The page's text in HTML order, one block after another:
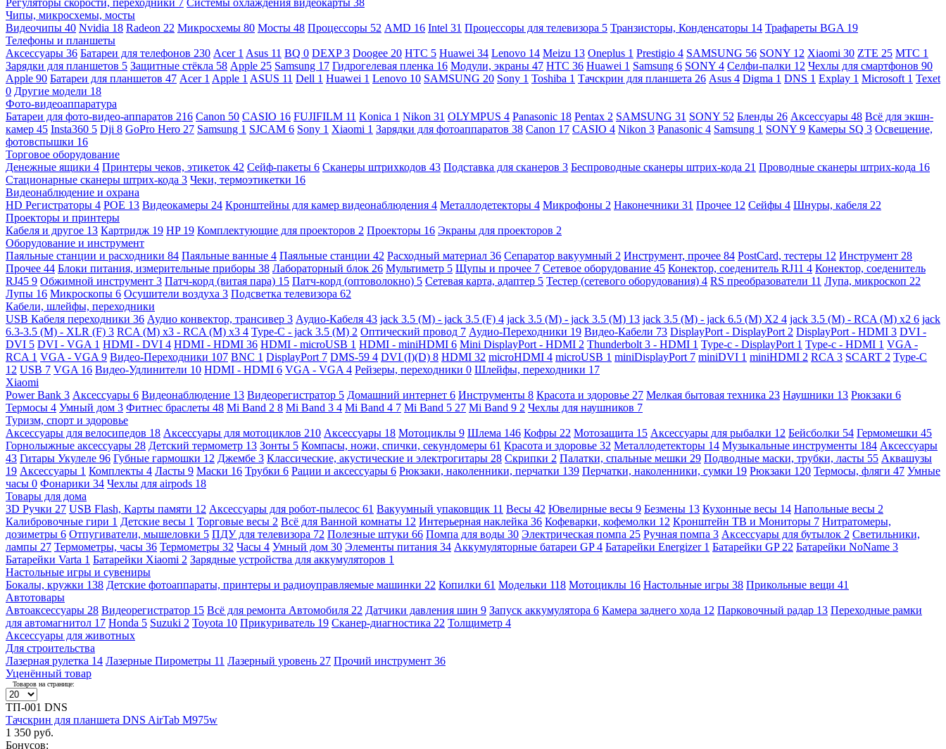
Чипы, микросхемы, мосты
Видеочипы 40 Nvidia 18 Radeon 22 Микросхемы 80 Мосты 48 Процессоры 52 AMD 16 Intel 31 Процессоры для телевизора 5 Транзисторы, Конденсаторы 14 Трафареты BGA 19
Телефоны и планшеты
Аксессуары 36 Батареи для телефонов 230 Acer 1 Asus 11 BQ 0 DEXP3 Doogee 20 HTC 5 Huawei 34 Lenovo 14 Meizu 13 Oneplus 1 Prestigio 4 SAMSUNG 56 SONY 12 Xiaomi 30 ZTE 25 МТС 1
Зарядки для планшетов 5 Защитные стёкла 58 Apple 25 Samsung 17 Гидрогелевая пленка 16 Модули, экраны 47 HTC 36 Huawei 1 Samsung 6 SONY 4 Селфи-палки 12 Чехлы для смартфонов 90
Apple 90 Батареи для планшетов 47 Acer 1 Apple 1 ASUS 11 Dell 1 Huawei 1 Lenovo 10 SAMSUNG 20 Sony 1 Toshiba 1 Тачскрин для планшета 26 Asus 4 Digma 1 DNS 1 Explay 1 Microsoft 1 Texet
0 Другие модели 18
Фото-видеоаппаратура
Батареи для фото-видео-аппаратов 216 Canon 50 CASIO 16 FUJIFILM 11 Konica 1 Nikon 31 OLYMPUS 4 Panasonic 18 Pentax 2 SAMSUNG 31 SONY 52 Бленды 26 Аксессуары 48 Всё для экшн-
камер 45 Insta360 5 Dji 8 GoPro Hero 27 Samsung 1 SJCAM 6 Sony 1 Xiaomi 1 Зарядки для фотоаппаратов 38 Canon 17 CASIO 4 Nikon 3 Panasonic 4 Samsung 1 SONY 9 Камеры SQ 3 Освещение,
фотовспышки 16
Торговое оборудование
Денежные ящики 4 Принтеры чеков, этикеток 42 Сейф-пакеты 6 Сканеры штрихкодов 43 Подставка для сканеров 3 Беспроводные сканеры штрих-кода 21 Проводные сканеры штрих-кода 16
Стационарные сканеры штрих-кода 3 Чеки, термоэтикетки 16
Видеонаблюдение и охрана
HD Регистраторы 4 POE 13 Видеокамеры 24 Кронштейны для камер видеонаблюдения 4 Металлодетекторы 4 Микрофоны 2 Наконечники 31 Прочее 12 Сейфы 4 Шнуры, кабеля 22
Проекторы и принтеры
Кабеля и другое 13 Картридж 19 HP 19 Комплектующие для проекторов 2 Проекторы 16 Экраны для проекторов 2
Оборудование и инструмент
Паяльные станции и расходники 84 Паяльные ванные 4 Паяльные станции 42 Расходный материал 36 Сепаратор вакуумный 2 Инструмент, прочее 84 PostCard, тестеры 12 Инструмент 28
Прочее 44 Блоки питания, измерительные приборы 38 Лабораторный блок 26 Мультиметр 5 Щупы и прочее 7 Сетевое оборудование 45 Конектор, соеденитель RJ11 4 Конектор, соеденитель
RJ45 9 Обжимной инструмент 3 Патч-корд (витая пара) 15 Патч-корд (оптоволокно) 5 Сетевая карта, адаптер 5 Тестер (сетевого оборудования) 4 RS преобразователи 11 Лупа, микроскоп 22
Лупы 16 Микроскопы 6 Осушители воздуха 3 Подсветка телевизора 62
Кабели, шлейфы, переходники
USB Кабеля переходники 36 Аудио конвектор, трансивер 3 Аудио-Кабеля 43 jack 3.5 (M) - jack 3.5 (F) 4 jack 3.5 (M) - jack 3.5 (M) 13 jack 3.5 (M) - jack 6.5 (M) X2 4 jack 3.5 (M) - RCA (M) x2 6 jack
6.3-3.5 (M) - XLR (F) 3 RCA (M) x3 - RCA (M) x3 4 Type-C - jack 3.5 (M) 2 Оптический провод 7 Аудио-Переходники 19 Видео-Кабели 73 DisplayPort - DisplayPort 2 DisplayPort - HDMI 3 DVI -
DVI 5 DVI - VGA 1 HDMI - DVI 4 HDMI - HDMI 36 HDMI - microUSB 1 HDMI - miniHDMI 6 Mini DisplayPort - HDMI 2 Thunderbolt 3 - HDMI 1 Type-c - DisplayPort 1 Type-c - HDMI 1 VGA -
RCA 1 VGA - VGA 9 Видео-Переходники 107 BNC 1 DisplayPort 7 DMS-59 4 DVI (I)(D) 8 HDMI 32 microHDMI 4 microUSB 1 miniDisplayPort 7 miniDVI 1 miniHDMI 2 RCA 3 SCART 2 Type-C
12 USB 7 VGA 16 Видео-Удлинители 10 HDMI - HDMI 6 VGA - VGA 4 Рейзеры, переходники 0 Шлейфы, переходники 17
Xiaomi
Power Bank 3 Аксессуары 6 Видеонаблюдение 13 Видеорегистратор 5 Домашний интернет 6 Инструменты 8 Красота и здоровье 27 Мелкая бытовая техника 23 Наушники 13 Рюкзаки 6
Термосы 4 Умный дом 3 Фитнес браслеты 48 Mi Band 2 8 Mi Band 3 4 Mi Band 4 7 Mi Band 5 27 Mi Band 9 2 Чехлы для наушников 7
Туризм, спорт и здоровье
Аксессуары для велосипедов 18 Аксессуары для мотоциклов 210 Аксессуары 18 Мотоциклы 9 Шлема 146 Кофры 22 Мотозащита 15 Аксессуары для рыбалки 12 Бейсболки 54 Гермомешки 45
Горнолыжные аксессуары 28 Детский термометр 13 Зонты 5 Компасы, ножи, спички, секундомеры 61 Красота и здоровье 32 Металлодетекторы 14 Музыкальные инструменты 184 Аксессуары
43 Гитары Укулеле 96 Губные гармошки 12 Джембе 3 Классические, акустические и электрогитары 28 Скрипки 2 Палатки, спальные мешки 29 Подводные маски, трубки, ласты 55 Аквашузы
19 Аксессуары 1 Комплекты 4 Ласты 9 Маски 16 Трубки 6 Рации и аксессуары 6 Рюкзаки, наколенники, перчатки 139 Перчатки, наколенники, сумки 19 Рюкзаки 120 Термосы, фляги 47 Умные
часы 0 Фонарики 34 Чехлы для airpods 18
Товары для дома
3D Ручки 27 USB Flash, Карты памяти 12 Аксессуары для робот-пылесос 61 Вакуумный упаковщик 11 Весы 42 Ювелирные весы 9 Безмены 13 Кухонные весы 14 Напольные весы 2
Калибровочные гири 1 Детские весы 1 Торговые весы 2 Всё для Ванной комнаты 12 Интерьерная наклейка 36 Кофеварки, кофемолки 12 Кронштейн ТВ и Мониторы 7 Нитратомеры,
дозиметры 6 Отпугиватели, мышеловки 5 ПДУ для телевизора 72 Полезные штуки 66 Помпа для воды 30 Электрическая помпа 25 Ручная помпа 3 Аксессуары для бутылок 2 Светильники,
лампы 27 Термометры, часы 36 Термометры 32 Часы 4 Умный дом 30 Элементы питания 34 Аккумуляторные батареи GP4 Батарейки Energizer 1 Батарейки GP 22 Батарейки NoName 3
Батарейки Varta 1 Батарейки Xiaomi 2 Зарядные устройства для аккумуляторов 1
Настольные игры и сувениры
Бокалы, кружки 138 Детские фотоаппараты, принтеры и радиоуправляемые машинки 22 Копилки 61 Модельки 118 Мотоциклы 16 Настольные игры 38 Прикольные вещи 41
Автотовары
Автоаксессуары 28 Видеорегистратор 15 Всё для ремонта Автомобиля 22 Датчики давления шин 9 Запуск аккумулятора 6 Камера заднего хода 12 Парковочный радар 13 Переходные рамки
для автомагнитол 17 Honda 5 Suzuki 2 Toyota 10 Прикуриватель 19 Сканер-диагностика 22 Толщиметр 4
Аксессуары для животных
Для строительства
Лазерная рулетка 14 Лазерные Пирометры 11 Лазерный уровень 27 Прочий инструмент 36
Уценённый товар
Товаров на странице:
ТП-001 DNS
Тачскрин для планшета DNS AirTab M975w
1 350 руб.
Бонусов: